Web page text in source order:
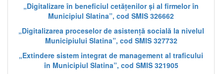
„Digitalizare în beneficiul cetățenilor și al firmelor în
Municipiul Slatina”, cod SMIS 326662
„Digitalizarea proceselor de asistență socială la nivelul
Municipiului Slatina”, cod SMIS 327732
„Extindere sistem integrat de management al traficului
în Municipiul Slatina”, cod SMIS 321905